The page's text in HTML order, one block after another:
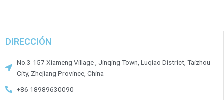
DIRECCIÓN
No.3-157 Xiameng Village , Jinqing Town, Luqiao District, Taizhou
City, Zhejiang Province, China
+86 18989630090